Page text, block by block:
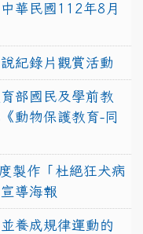
華民國112年8月
紀錄片觀賞活動
部國民及學前教
動物保護教育-同
製作「杜絕狂犬病
導海報
養成規律運動的